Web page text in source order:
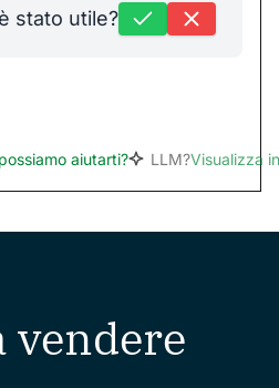
stato utile?
aiutarti? LLM?Visualizza
vendere